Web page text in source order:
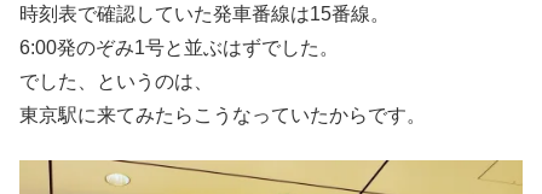
時刻表で確認していた発車番線は15番線。
6:00発のぞみ1号と並ぶはずでした。
でした、というのは、
東京駅に来てみたらこうなっていたからです。